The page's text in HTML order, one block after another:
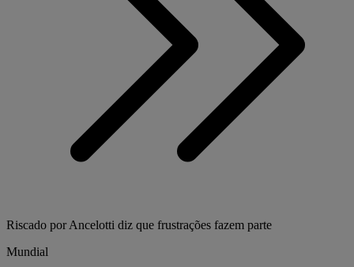
Riscado por Ancelotti diz que frustrações fazem parte
Mundial